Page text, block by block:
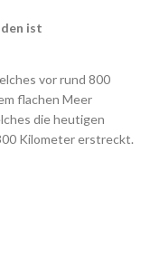
ist
vor rund 800
flachen Meer
die heutigen
Kilometer erstreckt.